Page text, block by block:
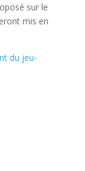
sur le
mis en
du jeu-